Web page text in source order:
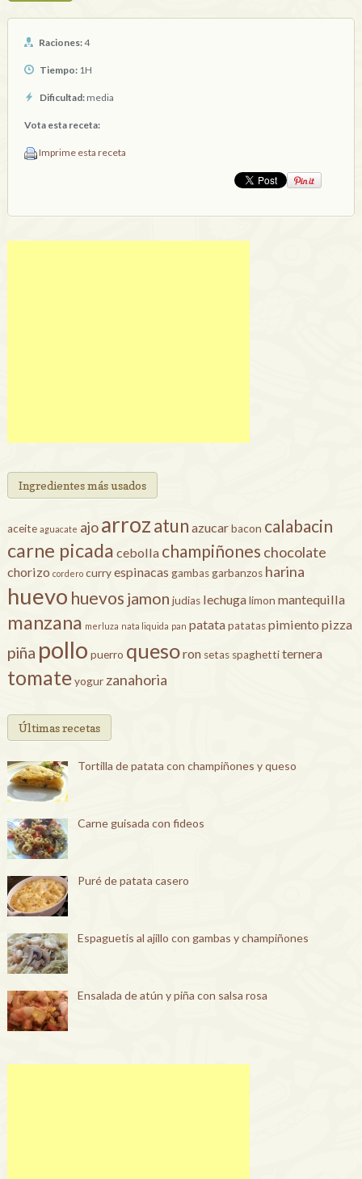
Raciones:4
Tiempo:1H
Dificultad:media
Vota esta receta:
Imprime esta receta
Ingredientes más usados
aceite aguacate ajoarrozatun azucarbacon calabacin
carne picada cebolla champiñones chocolate
chorizo cordero curryespinacas gambas garbanzos harina
huevo huevos jamon judias lechugalimon mantequilla
manzana merluza nata liquida pan patatapatataspimiento pizza
piña pollo puerro quesoron setas spaghettiternera
tomateyogur zanahoria
Últimas recetas
Tortilla de patata con champiñones y queso
Carne guisada con fideos
Puré de patata casero
Espaguetis al ajillo con gambas y champiñones
Ensalada de atún y piña con salsa rosa